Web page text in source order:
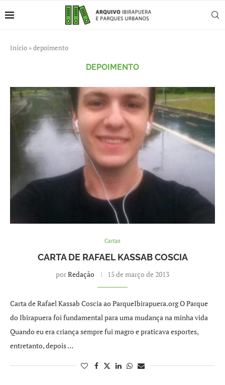
Início »depoimento
DEPOIMENTO
Cartas
CARTA DE RAFAEL KASSAB COSCIA
porRedação 15 de março de 2013
Carta de Rafael Kassab Coscia ao ParqueIbirapuera.org O Parque
do Ibirapuera foi fundamental para uma mudança na minha vida
Quando eu era criança sempre fui magro e praticava esportes,
entretanto, depois …